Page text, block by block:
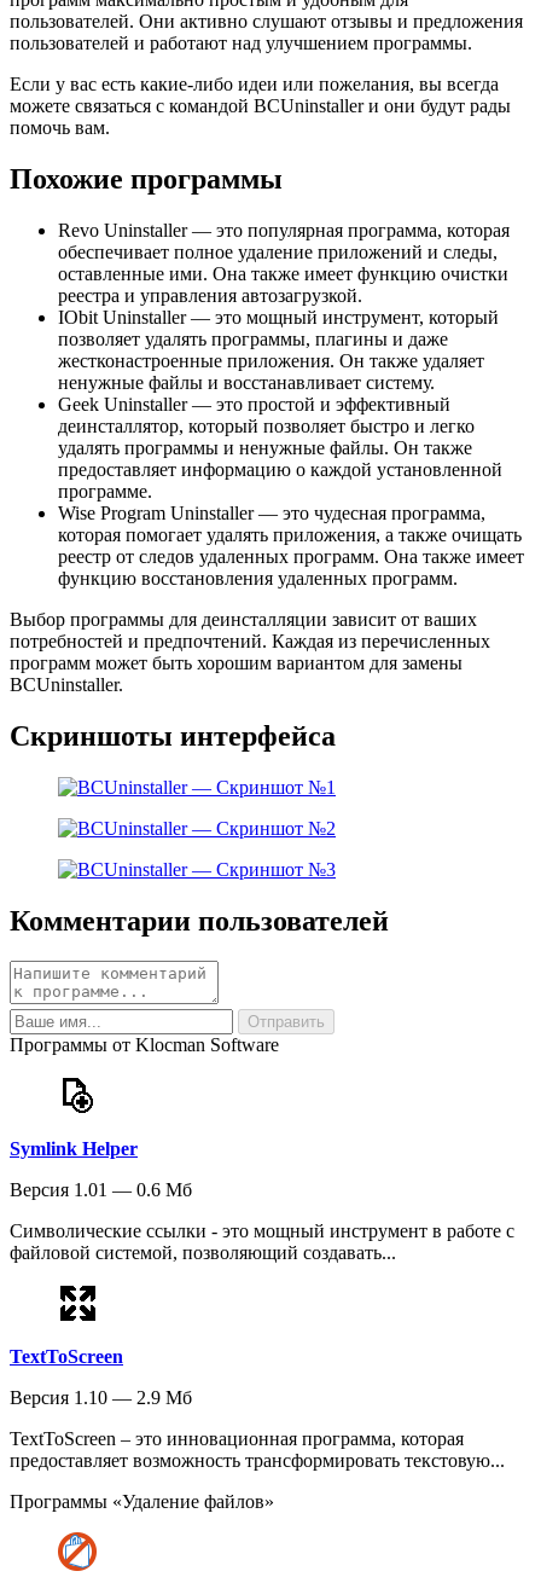
пользователей. Они активно слушают отзывы и предложения
пользователей и работают над улучшением программы.
Если у вас есть какие-либо идеи или пожелания, вы всегда
можете связаться с командой BCUninstaller и они будут рады
помочь вам.
Похожие программы
Revo Uninstaller — это популярная программа, которая
обеспечивает полное удаление приложений и следы,
оставленные ими. Она также имеет функцию очистки
реестра и управления автозагрузкой.
IObit Uninstaller — это мощный инструмент, который
позволяет удалять программы, плагины и даже
жестконастроенные приложения. Он также удаляет
ненужные файлы и восстанавливает систему.
Geek Uninstaller — это простой и эффективный
деинсталлятор, который позволяет быстро и легко
удалять программы и ненужные файлы. Он также
предоставляет информацию о каждой установленной
программе.
Wise Program Uninstaller — это чудесная программа,
которая помогает удалять приложения, а также очищать
реестр от следов удаленных программ. Она также имеет
функцию восстановления удаленных программ.
Выбор программы для деинсталляции зависит от ваших
потребностей и предпочтений. Каждая из перечисленных
программ может быть хорошим вариантом для замены
BCUninstaller.
Скриншоты интерфейса
Комментарии пользователей
Программы от Klocman Software
Symlink Helper
Версия 1.01 — 0.6 Мб
Символические ссылки - это мощный инструмент в работе с
файловой системой, позволяющий создавать...
TextToScreen
Версия 1.10 — 2.9 Мб
TextToScreen – это инновационная программа, которая
предоставляет возможность трансформировать текстовую...
Программы «Удаление файлов»